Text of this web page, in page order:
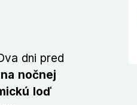
dni pred
nočnej
loď